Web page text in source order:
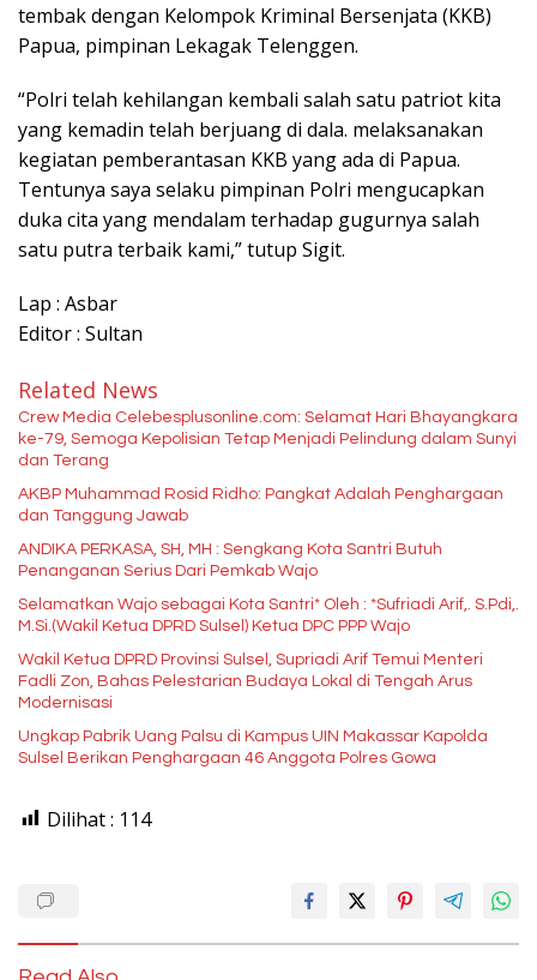
tembak dengan Kelompok Kriminal Bersenjata (KKB)
Papua, pimpinan Lekagak Telenggen.
“Polri telah kehilangan kembali salah satu patriot kita
yang kemadin telah berjuang di dala. melaksanakan
kegiatan pemberantasan KKB yang ada di Papua.
Tentunya saya selaku pimpinan Polri mengucapkan
duka cita yang mendalam terhadap gugurnya salah
satu putra terbaik kami,” tutup Sigit.
Lap : Asbar
Editor : Sultan
Related News
Crew Media Celebesplusonline.com: Selamat Hari Bhayangkara
ke-79, Semoga Kepolisian Tetap Menjadi Pelindung dalam Sunyi
dan Terang
AKBP Muhammad Rosid Ridho: Pangkat Adalah Penghargaan
dan Tanggung Jawab
ANDIKA PERKASA, SH, MH : Sengkang Kota Santri Butuh
Penanganan Serius Dari Pemkab Wajo
Selamatkan Wajo sebagai Kota Santri* Oleh : *Sufriadi Arif,. S.Pdi,.
M.Si.(Wakil Ketua DPRD Sulsel) Ketua DPC PPP Wajo
Wakil Ketua DPRD Provinsi Sulsel, Supriadi Arif Temui Menteri
Fadli Zon, Bahas Pelestarian Budaya Lokal di Tengah Arus
Modernisasi
Ungkap Pabrik Uang Palsu di Kampus UIN Makassar Kapolda
Sulsel Berikan Penghargaan 46 Anggota Polres Gowa
Dilihat : 114